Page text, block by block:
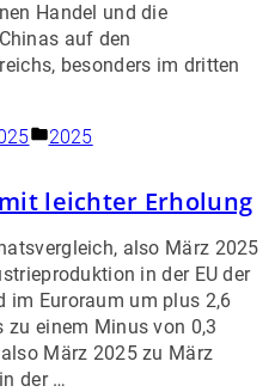
Handel und die
auf den
besonders im dritten
2025
leichter Erholung
also März 2025
in der EU der
im Euroraum um plus 2,6
zu einem Minus von 0,3
März 2025 zu März
der …